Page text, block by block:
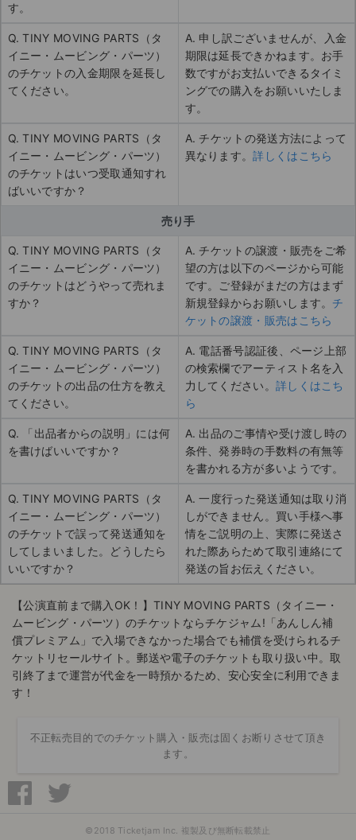
す。
Q. TINY MOVING PARTS（タ
イニー・ムービング・パーツ）
のチケットの入金期限を延長し
てください。
A. 申し訳ございませんが、入金
期限は延長できかねます。お手
数ですがお支払いできるタイミ
ングでの購入をお願いいたしま
す。
Q. TINY MOVING PARTS（タ
イニー・ムービング・パーツ）
のチケットはいつ受取通知すれ
ばいいですか？
A. チケットの発送方法によって
異なります。詳しくはこちら
売り手
Q. TINY MOVING PARTS（タ
イニー・ムービング・パーツ）
のチケットはどうやって売れま
すか？
A. チケットの譲渡・販売をご希
望の方は以下のページから可能
です。ご登録がまだの方はまず
新規登録からお願いします。 チ
ケットの譲渡・販売はこちら
Q. TINY MOVING PARTS（タ
イニー・ムービング・パーツ）
のチケットの出品の仕方を教え
てください。
A. 電話番号認証後、ページ上部
の検索欄でアーティスト名を入
力してください。 詳しくはこち
ら
Q. 「出品者からの説明」には何
を書けばいいですか？
A. 出品のご事情や受け渡し時の
条件、発券時の手数料の有無等
を書かれる方が多いようです。
Q. TINY MOVING PARTS（タ
イニー・ムービング・パーツ）
のチケットで誤って発送通知を
してしまいました。どうしたら
いいですか？
A. 一度行った発送通知は取り消
しができません。買い手様へ事
情をご説明の上、実際に発送さ
れた際あらためて取引連絡にて
発送の旨お伝えください。
【公演直前まで購入OK！】TINY MOVING PARTS（タイニー・
ムービング・パーツ）のチケットならチケジャム!「あんしん補
償プレミアム」で入場できなかった場合でも補償を受けられるチ
ケットリセールサイト。郵送や電子のチケットも取り扱い中。取
引終了まで運営が代金を一時預かるため、安心安全に利用できま
す！
不正転売目的でのチケット購入・販売は固くお断りさせて頂き
ます。
©2018 Ticketjam Inc. 複製及び無断転載禁止